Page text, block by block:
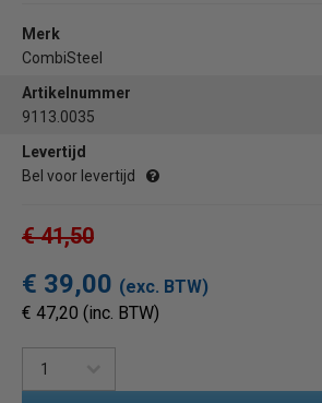
Merk
CombiSteel
Artikelnummer
9113.0035
Levertijd
Bel voor levertijd
€ 41,50
€ 39,00 (exc. BTW)
€ 47,20 (inc. BTW)